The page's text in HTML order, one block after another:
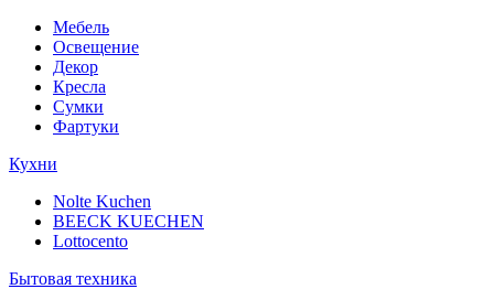
Мебель
Освещение
Декор
Кресла
Сумки
Фартуки
Кухни
Nolte Kuchen
BEECK KUECHEN
Lottocento
Бытовая техника